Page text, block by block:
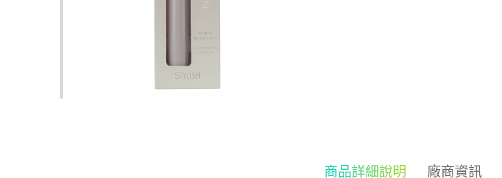
商品詳細說明 廠商資訊